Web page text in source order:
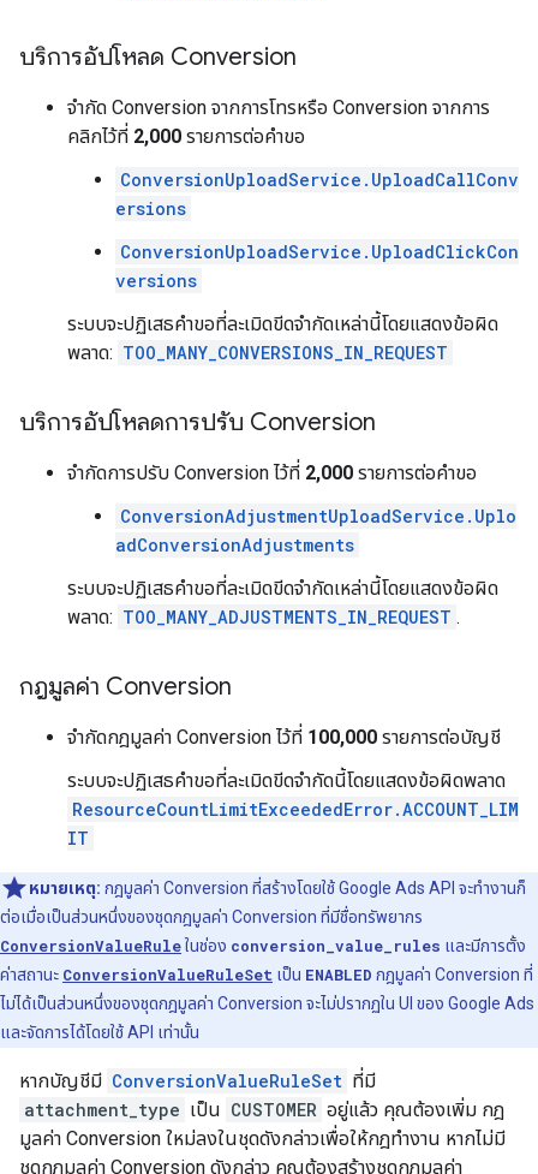
บริการอัปโหลด Conversion
จำกัด Conversion จากการโทรหรือ Conversion จากการ
คลิกไว้ที่ 2,000 รายการต่อคำขอ
ConversionUploadService.UploadCallConv
ersions
ConversionUploadService.UploadClickCon
versions
ระบบจะปฏิเสธคำขอที่ละเมิดขีดจำกัดเหล่านี้โดยแสดงข้อผิด
พลาด: TOO_MANY_CONVERSIONS_IN_REQUEST
บริการอัปโหลดการปรับ Conversion
จำกัดการปรับ Conversion ไว้ที่ 2,000 รายการต่อคำขอ
ConversionAdjustmentUploadService.Uplo
adConversionAdjustments
ระบบจะปฏิเสธคำขอที่ละเมิดขีดจำกัดเหล่านี้โดยแสดงข้อผิด
พลาด: TOO_MANY_ADJUSTMENTS_IN_REQUEST .
กฎมูลค่า Conversion
จำกัดกฎมูลค่า Conversion ไว้ที่ 100,000 รายการต่อบัญชี
ระบบจะปฏิเสธคำขอที่ละเมิดขีดจำกัดนี้โดยแสดงข้อผิดพลาด
ResourceCountLimitExceededError.ACCOUNT_LIM
IT
หมายเหตุ: กฎมูลค่า Conversion ที่สร้างโดยใช้ Google Ads API จะทำงานก็
ต่อเมื่อเป็นส่วนหนึ่งของชุดกฎมูลค่า Conversion ที่มีชื่อทรัพยากร
ConversionValueRuleในช่อง conversion_value_rules และมีการตั้ง
ค่าสถานะ ConversionValueRuleSet เป็น ENABLED กฎมูลค่า Conversion ที่
ไม่ได้เป็นส่วนหนึ่งของชุดกฎมูลค่า Conversion จะไม่ปรากฏใน UI ของ Google Ads
และจัดการได้โดยใช้ API เท่านั้น
หากบัญชีมี ConversionValueRuleSet ที่มี
attachment_type เป็น CUSTOMER อยู่แล้ว คุณต้องเพิ่ม กฎ
มูลค่า Conversion ใหม่ลงในชุดดังกล่าวเพื่อให้กฎทำงาน หากไม่มี
ชุดกฎมูลค่า Conversion ดังกล่าว คุณต้องสร้างชุดกฎมูลค่า